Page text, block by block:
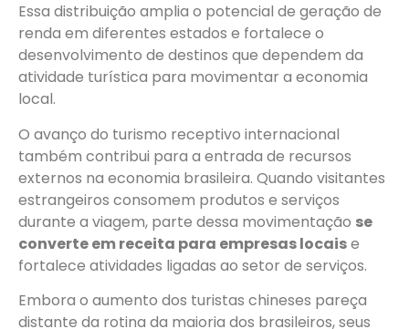
Essa distribuição amplia o potencial de geração de
renda em diferentes estados e fortalece o
desenvolvimento de destinos que dependem da
atividade turística para movimentar a economia
local.
O avanço do turismo receptivo internacional
também contribui para a entrada de recursos
externos na economia brasileira. Quando visitantes
estrangeiros consomem produtos e serviços
durante a viagem, parte dessa movimentação se
converte em receita para empresas locaise
fortalece atividades ligadas ao setor de serviços.
Embora o aumento dos turistas chineses pareça
distante da rotina da maioria dos brasileiros, seus